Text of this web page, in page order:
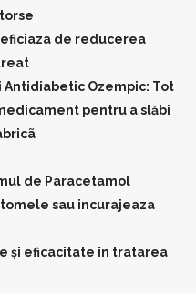
de reducerea
Ozempic: Tot
pentru a slăbi
de Paracetamol
sau incurajeaza
și eficacitate în tratarea